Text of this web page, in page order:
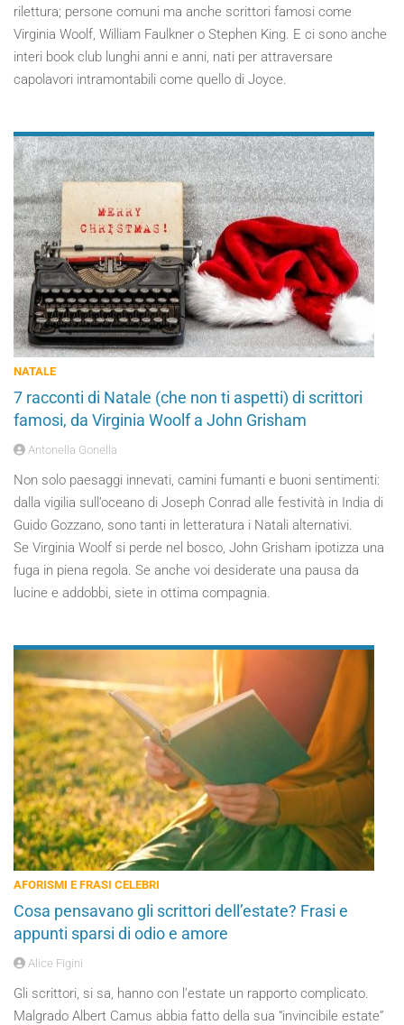
rilettura; persone comuni ma anche scrittori famosi come
Virginia Woolf, William Faulkner o Stephen King. E ci sono anche
interi book club lunghi anni e anni, nati per attraversare
capolavori intramontabili come quello di Joyce.
NATALE
7 racconti di Natale (che non ti aspetti) di scrittori
famosi, da Virginia Woolf a John Grisham
Antonella Gonella
Non solo paesaggi innevati, camini fumanti e buoni sentimenti:
dalla vigilia sull’oceano di Joseph Conrad alle festività in India di
Guido Gozzano, sono tanti in letteratura i Natali alternativi.
Se Virginia Woolf si perde nel bosco, John Grisham ipotizza una
fuga in piena regola. Se anche voi desiderate una pausa da
lucine e addobbi, siete in ottima compagnia.
AFORISMI E FRASI CELEBRI
Cosa pensavano gli scrittori dell’estate? Frasi e
appunti sparsi di odio e amore
Alice Figini
Gli scrittori, si sa, hanno con l’estate un rapporto complicato.
Malgrado Albert Camus abbia fatto della sua “invincibile estate”